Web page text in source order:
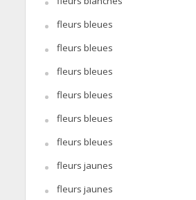
fleurs bleues
fleurs bleues
fleurs bleues
fleurs bleues
fleurs bleues
fleurs bleues
fleurs jaunes
fleurs jaunes